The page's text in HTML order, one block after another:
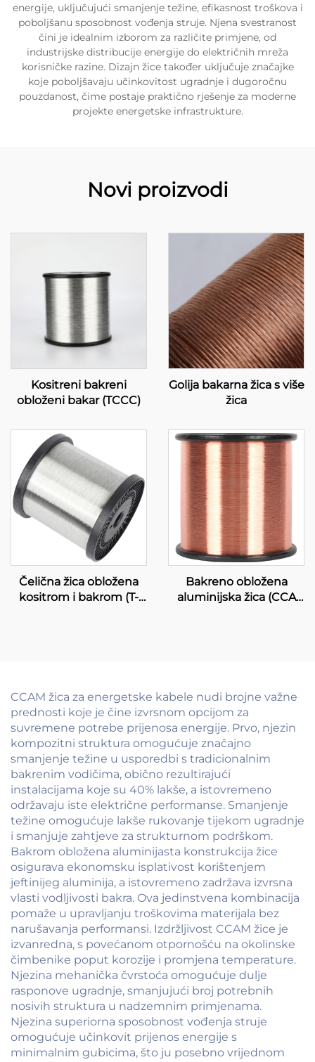
energije, uključujući smanjenje težine, efikasnost troškova i
poboljšanu sposobnost vođenja struje. Njena svestranost
čini je idealnim izborom za različite primjene, od
industrijske distribucije energije do električnih mreža
korisničke razine. Dizajn žice također uključuje značajke
koje poboljšavaju učinkovitost ugradnje i dugoročnu
pouzdanost, čime postaje praktično rješenje za moderne
projekte energetske infrastrukture.
Novi proizvodi
Kositreni bakreni
obloženi bakar (TCCC)
Golija bakarna žica s više
žica
Čelična žica obložena
kositrom i bakrom (T-
Bakreno obložena
aluminijska žica (CCA
CCAM žica za energetske kabele nudi brojne važne
prednosti koje je čine izvrsnom opcijom za
suvremene potrebe prijenosa energije. Prvo, njezin
kompozitni struktura omogućuje značajno
smanjenje težine u usporedbi s tradicionalnim
bakrenim vodičima, obično rezultirajući
instalacijama koje su 40% lakše, a istovremeno
održavaju iste električne performanse. Smanjenje
težine omogućuje lakše rukovanje tijekom ugradnje
i smanjuje zahtjeve za strukturnom podrškom.
Bakrom obložena aluminijasta konstrukcija žice
osigurava ekonomsku isplativost korištenjem
jeftinijeg aluminija, a istovremeno zadržava izvrsna
vlasti vodljivosti bakra. Ova jedinstvena kombinacija
pomaže u upravljanju troškovima materijala bez
narušavanja performansi. Izdržljivost CCAM žice je
izvanredna, s povećanom otpornošću na okolinske
čimbenike poput korozije i promjena temperature.
Njezina mehanička čvrstoća omogućuje dulje
rasponove ugradnje, smanjujući broj potrebnih
nosivih struktura u nadzemnim primjenama.
Njezina superiorna sposobnost vođenja struje
omogućuje učinkovit prijenos energije s
minimalnim gubicima, što ju posebno vrijednom